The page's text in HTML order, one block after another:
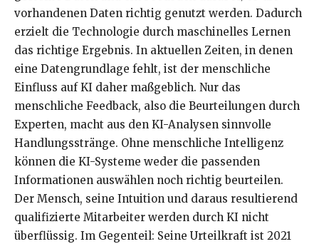
vorhandenen Daten richtig genutzt werden. Dadurch
erzielt die Technologie durch maschinelles Lernen
das richtige Ergebnis. In aktuellen Zeiten, in denen
eine Datengrundlage fehlt, ist der menschliche
Einfluss auf KI daher maßgeblich. Nur das
menschliche Feedback, also die Beurteilungen durch
Experten, macht aus den KI-Analysen sinnvolle
Handlungsstränge. Ohne menschliche Intelligenz
können die KI-Systeme weder die passenden
Informationen auswählen noch richtig beurteilen.
Der Mensch, seine Intuition und daraus resultierend
qualifizierte Mitarbeiter werden durch KI nicht
überflüssig. Im Gegenteil: Seine Urteilkraft ist 2021